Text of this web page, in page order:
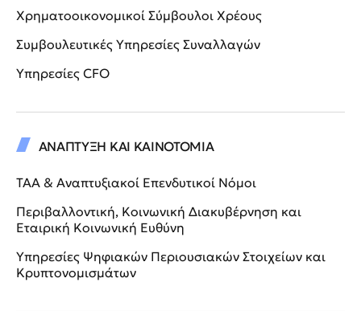
Χρηματοοικονομικοί Σύμβουλοι Χρέους
Συμβουλευτικές Υπηρεσίες Συναλλαγών
Υπηρεσίες CFO
ΑΝΑΠΤΥΞΗ ΚΑΙ ΚΑΙΝΟΤΟΜΙΑ
ΤΑΑ & Αναπτυξιακοί Επενδυτικοί Νόμοι
Περιβαλλοντική, Κοινωνική Διακυβέρνηση και
Εταιρική Κοινωνική Ευθύνη
Υπηρεσίες Ψηφιακών Περιουσιακών Στοιχείων και
Κρυπτονομισμάτων